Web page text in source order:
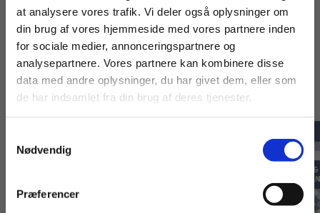
at analysere vores trafik. Vi deler også oplysninger om
din brug af vores hjemmeside med vores partnere inden
for sociale medier, annonceringspartnere og
analysepartnere. Vores partnere kan kombinere disse
data med andre oplysninger, du har givet dem, eller som
de har indsamlet fra din brug af deres tjenester.
Nødvendig
Præferencer
Titler i serien
For privatkunder og
studerende. Du får
vist priser inkl.
For institutioner og
virksomheder. Du
får vist priser ekskl.